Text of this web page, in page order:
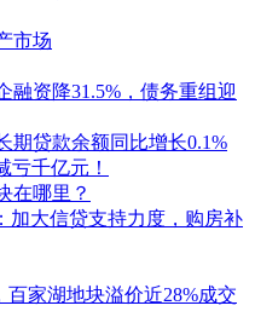
市场
融资降31.5%，债务重组迎
期贷款余额同比增长0.1%
亏千亿元！
在哪里？
加大信贷支持力度，购房补
百家湖地块溢价近28%成交